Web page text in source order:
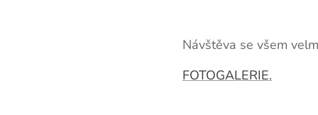
Návštěva se všem
FOTOGALERIE.